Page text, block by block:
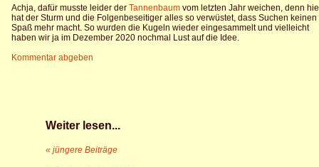
Achja, dafür musste leider der Tannenbaum vom letzten Jahr weichen, denn
hat der Sturm und die Folgenbeseitiger alles so verwüstet, dass Suchen keinen
Spaß mehr macht. So wurden die Kugeln wieder eingesammelt und vielleicht
haben wir ja im Dezember 2020 nochmal Lust auf die Idee.
Kommentar abgeben
Weiter lesen...
« jüngere Beiträge